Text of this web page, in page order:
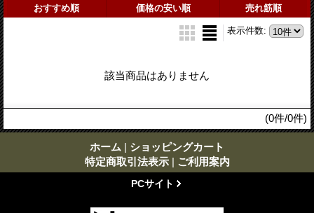
おすすめ順 価格の安い順 売れ筋順
表示件数:
該当商品はありません
(0件/0件)
ホーム | ショッピングカート
特定商取引法表示 | ご利用案内
PCサイト